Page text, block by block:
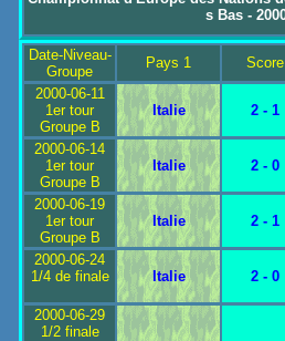
s Bas -
Date-Niveau-
Groupe
Pays 1 Score
2000-06-11
1er tour
Groupe B
Italie 2 - 1
2000-06-14
1er tour
Groupe B
Italie 2 - 0
2000-06-19
1er tour
Groupe B
Italie 2 - 1
2000-06-24
1/4 de finale
Italie 2 - 0
2000-06-29
1/2 finale